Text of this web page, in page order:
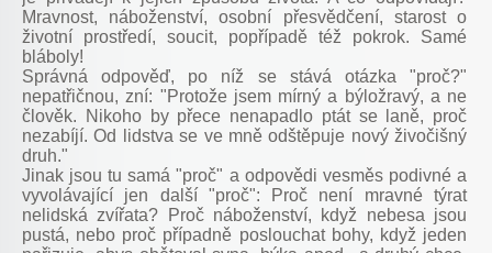
Mravnost, náboženství, osobní přesvědčení, starost o
životní prostředí, soucit, popřípadě též pokrok. Samé
bláboly!
Správná odpověď, po níž se stává otázka "proč?"
nepatřičnou, zní: "Protože jsem mírný a býložravý, a ne
člověk. Nikoho by přece nenapadlo ptát se laně, proč
nezabíjí. Od lidstva se ve mně odštěpuje nový živočišný
druh."
Jinak jsou tu samá "proč" a odpovědi vesměs podivné a
vyvolávající jen další "proč": Proč není mravné týrat
nelidská zvířata? Proč náboženství, když nebesa jsou
pustá, nebo proč případně poslouchat bohy, když jeden